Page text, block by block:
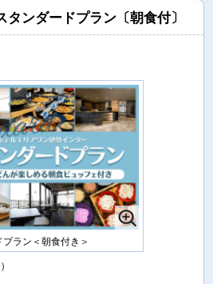
タンダードプラン〔朝食付〕
ラン＜朝食付き＞